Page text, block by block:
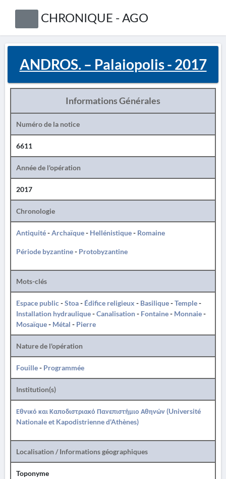
CHRONIQUE - AGO
ANDROS. – Palaiopolis - 2017
Informations Générales
Numéro de la notice
6611
Année de l'opération
2017
Chronologie
Antiquité-Archaïque- Hellénistique- Romaine
Période byzantine- Protobyzantine
Mots-clés
Espace public-Stoa- Édifice religieux - Basilique-Temple-
Installation hydraulique-Canalisation- Fontaine- Monnaie-
Mosaïque- Métal - Pierre
Nature de l'opération
Fouille- Programmée
Institution(s)
Εθνικό και Καποδιστριακό Πανεπιστήμιο Αθηνών (Université
Nationale et Kapodistrienne d'Athènes)
Localisation / Informations géographiques
Toponyme